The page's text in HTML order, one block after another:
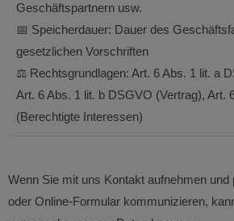
Geschäftspartnern usw.
📅 Speicherdauer: Dauer des
gesetzlichen Vorschriften
⚖️ Rechtsgrundlagen: Art. 6 Abs. 1 lit. a
Art. 6 Abs. 1 lit. b DSGVO (Vertrag), Art.
(Berechtigte Interessen)
Wenn Sie mit uns Kontakt aufnehmen und
oder Online-Formular kommunizieren,